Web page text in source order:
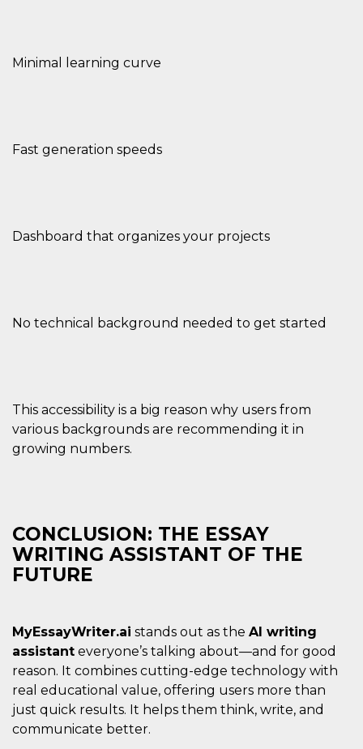
Minimal learning curve
Fast generation speeds
Dashboard that organizes your projects
No technical background needed to get started
This accessibility is a big reason why users from
various backgrounds are recommending it in
growing numbers.
CONCLUSION: THE ESSAY
WRITING ASSISTANT OF THE
FUTURE
MyEssayWriter.ai stands out as the AI writing
assistant everyone’s talking about—and for good
reason. It combines cutting-edge technology with
real educational value, offering users more than
just quick results. It helps them think, write, and
communicate better.